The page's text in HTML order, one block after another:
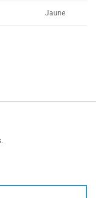
Jaune